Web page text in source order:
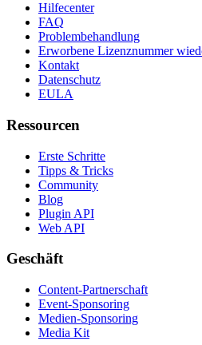
Hilfecenter
FAQ
Problembehandlung
Erworbene Lizenznummer
Kontakt
Datenschutz
EULA
Ressourcen
Erste Schritte
Tipps & Tricks
Community
Blog
Plugin API
Web API
Geschäft
Content-Partnerschaft
Event-Sponsoring
Medien-Sponsoring
Media Kit